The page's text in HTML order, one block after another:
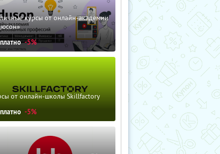
курсы от онлайн-академии
-5%
от онлайн-школы Skillfactory
-5%